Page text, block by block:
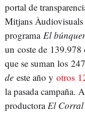
portal de
Mitjans
programa El búnquer
un coste de 139.978
que se suman los
de este año y otros
la pasada campaña.
productora El